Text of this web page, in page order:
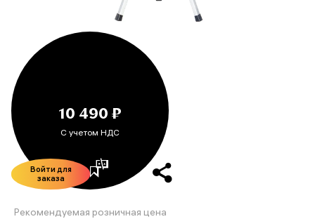
10 490 ₽
С учетом НДС
Войти для
заказа
Рекомендуемая розничная цена